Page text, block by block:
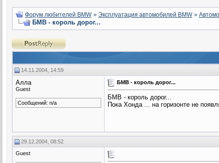
Форум любителей BMW » Эксплуатация автомобилей BMW »
БМВ - король дорог...
14.11.2004, 14:59
Алла
Guest
Сообщений: n/a
БМВ - король дорог...
БМВ - король дорог...
Пока Хонда ... на горизонте не
29.12.2004, 08:52
Guest